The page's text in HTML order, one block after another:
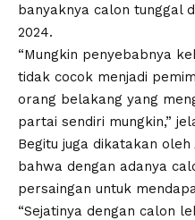
banyaknya calon tunggal
2024.
“Mungkin penyebabnya
tidak cocok menjadi
orang belakang yang
partai sendiri mungkin,”
Begitu juga dikatakan oleh
bahwa dengan adanya
persaingan untuk
“Sejatinya dengan calon